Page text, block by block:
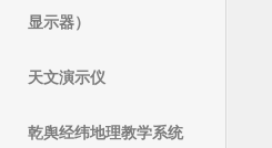
显示器）
天文演示仪
乾舆经纬地理教学系统